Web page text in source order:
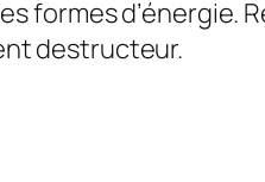
formes d’énergie.
destructeur.